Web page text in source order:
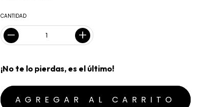
CANTIDAD
¡No te lo pierdas, es el último!